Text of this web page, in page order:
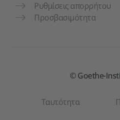
Ρυθμίσεις απορρήτου
Προσβασιμότητα
© Goethe-
Ταυτότητα